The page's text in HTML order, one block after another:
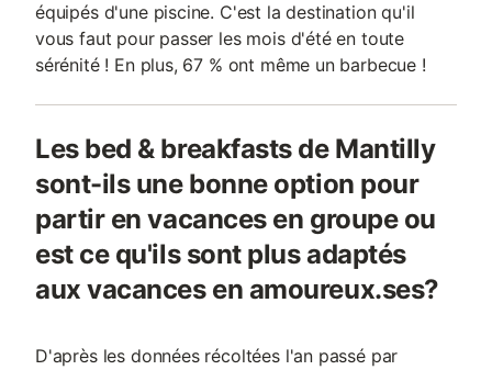
équipés d'une piscine. C'est la destination qu'il
vous faut pour passer les mois d'été en toute
sérénité ! En plus, 67 % ont même un barbecue !
Les bed & breakfasts de Mantilly
sont-ils une bonne option pour
partir en vacances en groupe ou
est ce qu'ils sont plus adaptés
aux vacances en amoureux.ses?
D'après les données récoltées l'an passé par